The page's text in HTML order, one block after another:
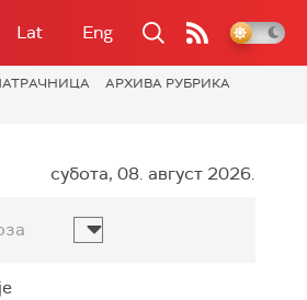
Lat Eng
АРХИВА РУБРИКА
субота, 08. август 2026.